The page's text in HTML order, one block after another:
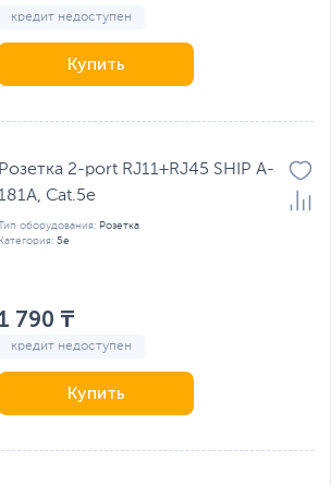
кредит недоступен
Купить
Розетка 2-port RJ11+RJ45 SHIP A-
181A, Cat.5e
оборудования: Розетка
Категория: 5e
1 790 ₸
кредит недоступен
Купить